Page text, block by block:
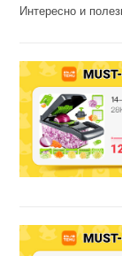
Интересно и